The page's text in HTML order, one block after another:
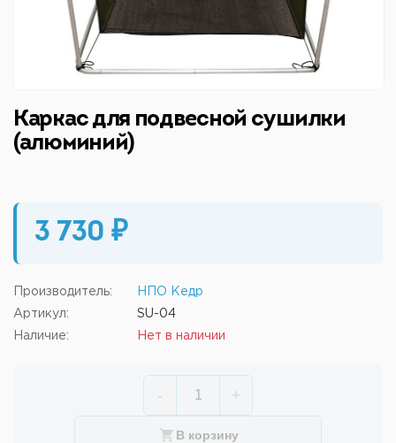
Каркас для подвесной сушилки
(алюминий)
3 730 ₽
Производитель: НПО Кедр
Артикул: SU-04
Наличие: Нет в наличии
- +
В корзину